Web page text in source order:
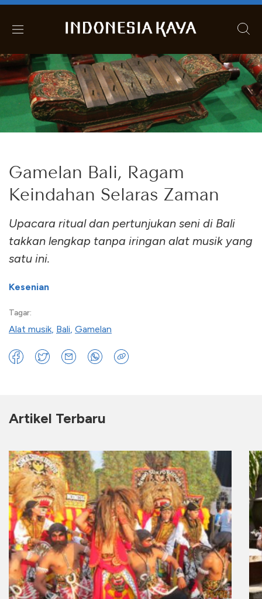
Gamelan Bali, Ragam
Keindahan Selaras Zaman
Upacara ritual dan pertunjukan seni di Bali
takkan lengkap tanpa iringan alat musik yang
satu ini.
Kesenian
Tagar:
Alat musik, Bali, Gamelan
Artikel Terbaru